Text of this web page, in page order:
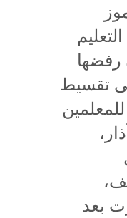
الإثنين 27 تموز
رفضها
تقسيط
بعد